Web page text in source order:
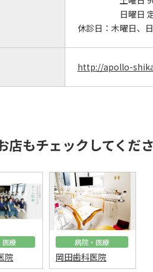
日曜日
休診日： 木曜日、
http://apollo-
店もチェックしてくだ
医療
院
病院・医療
岡田歯科医院